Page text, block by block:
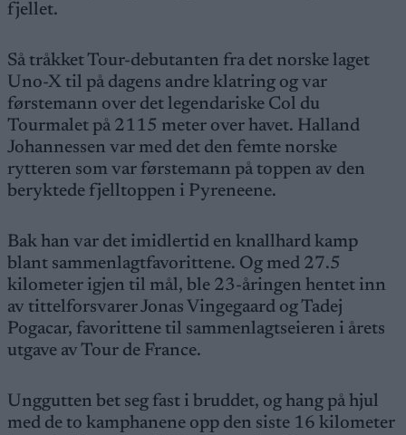
fjellet.
Så tråkket Tour-debutanten fra det norske laget
Uno-X til på dagens andre klatring og var
førstemann over det legendariske Col du
Tourmalet på 2115 meter over havet. Halland
Johannessen var med det den femte norske
rytteren som var førstemann på toppen av den
beryktede fjelltoppen i Pyreneene.
Bak han var det imidlertid en knallhard kamp
blant sammenlagtfavorittene. Og med 27.5
kilometer igjen til mål, ble 23-åringen hentet inn
av tittelforsvarer Jonas Vingegaard og Tadej
Pogacar, favorittene til sammenlagtseieren i årets
utgave av Tour de France.
Unggutten bet seg fast i bruddet, og hang på hjul
med de to kamphanene opp den siste 16 kilometer